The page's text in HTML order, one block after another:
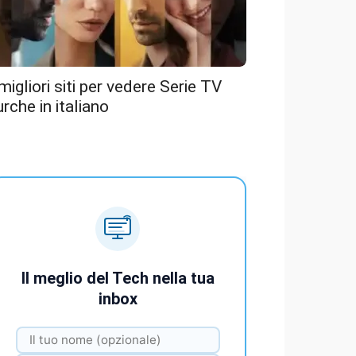
siti per vedere Serie TV
in italiano
Il meglio del Tech nella tua
inbox